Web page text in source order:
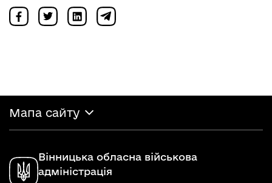
Мапа сайту
Вінницька обласна військова
адміністрація